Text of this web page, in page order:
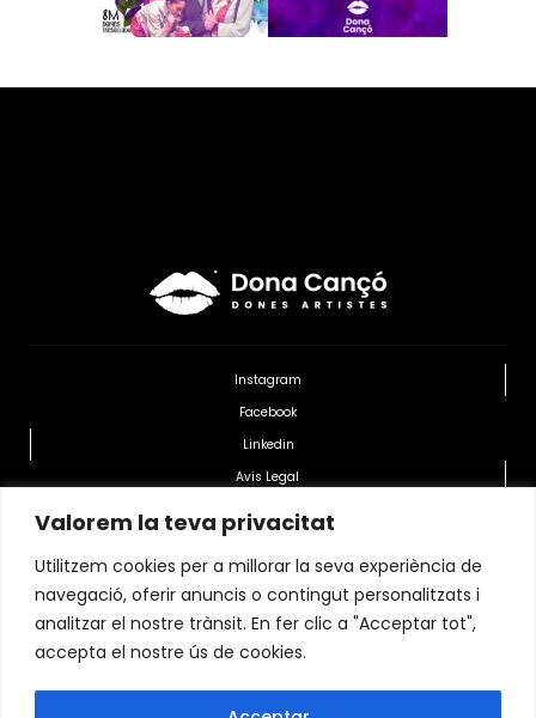
Valorem la teva privacitat
Utilitzem cookies per a millorar la seva experiència de
navegació, oferir anuncis o contingut personalitzats i
analitzar el nostre trànsit. En fer clic a "Acceptar tot",
accepta el nostre ús de cookies.
Home. Contacte. Blog.
Instagram
Facebook
Linkedin
Avis Legal
Politica de Privacitat
Política de cookies
Transparencia Organitzacional